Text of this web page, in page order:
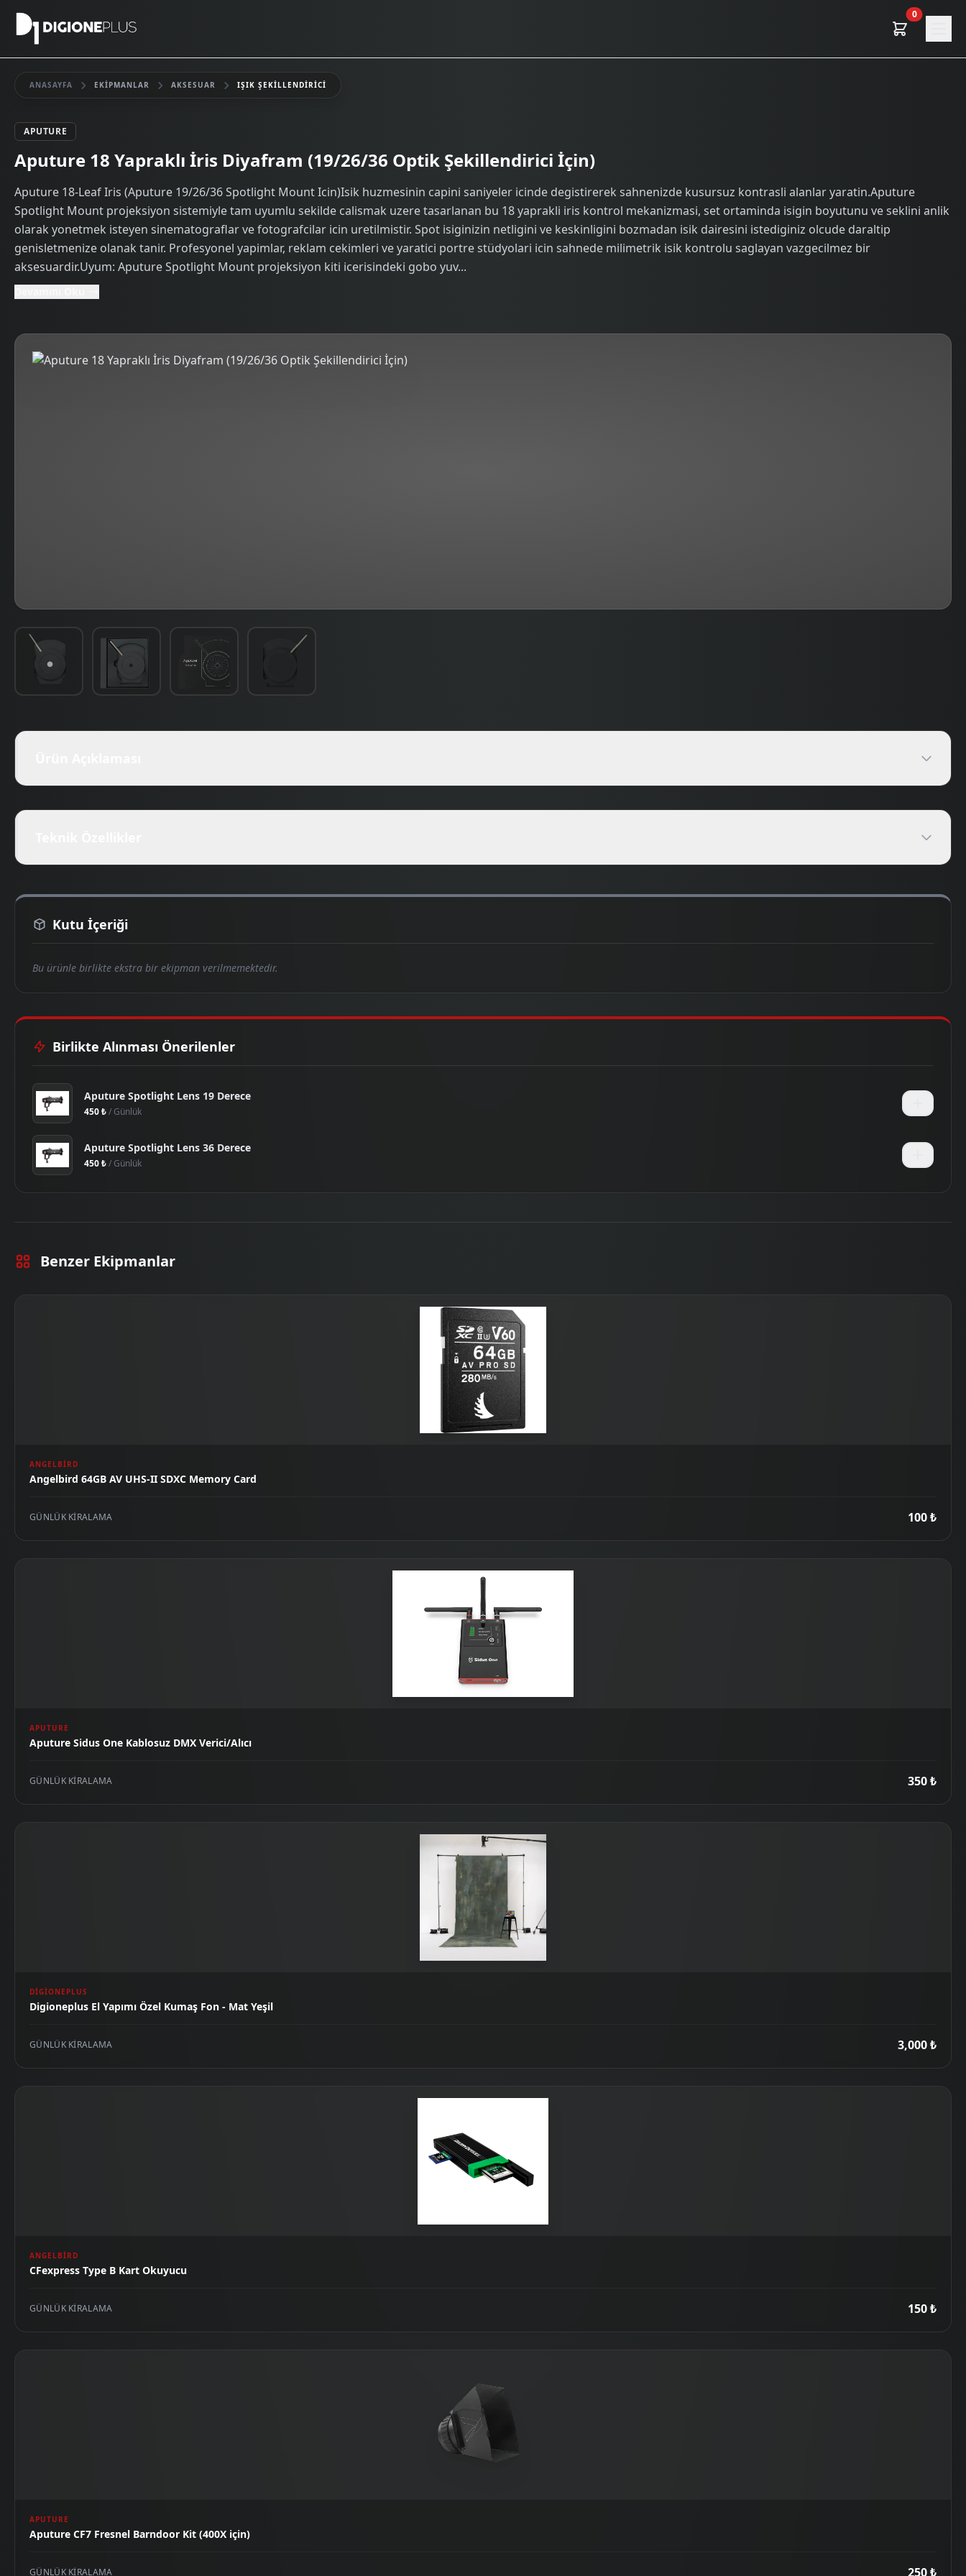
0
ANASAYFA EKIPMANLAR AKSESUAR IŞIK ŞEKILLENDIRICI
APUTURE
Kiralık
Aputure 18 Yapraklı İris Diyafram (19/26/36 Optik Şekillendirici İçin)
Aputure 18-Leaf Iris (Aputure 19/26/36 Spotlight Mount Icin)Isik huzmesinin capini saniyeler icinde degistirerek sahnenizde kusursuz kontrasli alanlar yaratin.Aputure
Spotlight Mount projeksiyon sistemiyle tam uyumlu sekilde calismak uzere tasarlanan bu 18 yaprakli iris kontrol mekanizmasi, set ortaminda isigin boyutunu ve seklini anlik
olarak yonetmek isteyen sinematograflar ve fotografcilar icin uretilmistir. Spot isiginizin netligini ve keskinligini bozmadan isik dairesini istediginiz olcude daraltip
genisletmenize olanak tanir. Profesyonel yapimlar, reklam cekimleri ve yaratici portre stüdyolari icin sahnede milimetrik isik kontrolu saglayan vazgecilmez bir
aksesuardir.Uyum: Aputure Spotlight Mount projeksiyon kiti icerisindeki gobo yuv...
Kutu İçeriği
Bu ürünle birlikte ekstra bir ekipman verilmemektedir.
Birlikte Alınması Önerilenler
Aputure Spotlight Lens 19 Derece
450 ₺/ Günlük
Aputure Spotlight Lens 36 Derece
450 ₺/ Günlük
Benzer Ekipmanlar
ANGELBIRD
Angelbird 64GB AV UHS-II SDXC Memory Card
GÜNLÜK KIRALAMA 100 ₺
APUTURE
Aputure Sidus One Kablosuz DMX Verici/Alıcı
GÜNLÜK KIRALAMA 350 ₺
DIGIONEPLUS
Digioneplus El Yapımı Özel Kumaş Fon - Mat Yeşil
GÜNLÜK KIRALAMA 3,000 ₺
ANGELBIRD
CFexpress Type B Kart Okuyucu
GÜNLÜK KIRALAMA 150 ₺
APUTURE
Aputure CF7 Fresnel Barndoor Kit (400X için)
GÜNLÜK KIRALAMA 250 ₺